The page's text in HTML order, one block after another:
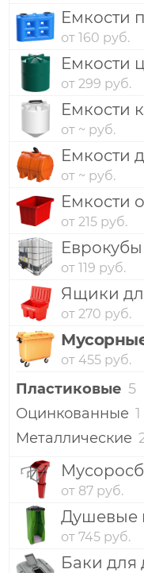
Емкости
от 160 руб.
Емкости
от 299 руб.
Емкости
от ~ руб.
Емкости
от ~ руб.
Емкости
от 215 руб.
Еврокубы
от 119 руб.
Ящики
от 270 руб.
от 455 руб.
Пластиковые 5
Оцинкованные 1
Металлические
от 87 руб.
Душевые
от 745 руб.
Баки для